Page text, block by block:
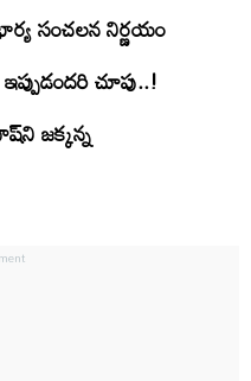
సీఎం విజయ్ భార్య సంచలన నిర్ణయం
చూపు..!
జక్కన్న